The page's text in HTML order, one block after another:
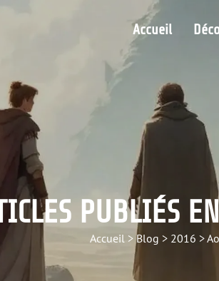
Accueil
PUBLIÉS
Accueil > Blog > 2016 >